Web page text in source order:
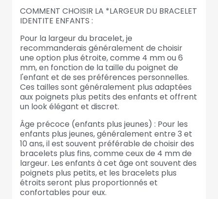
COMMENT CHOISIR LA *LARGEUR DU BRACELET
IDENTITE ENFANTS :
Pour la largeur du bracelet, je
recommanderais généralement de choisir
une option plus étroite, comme 4 mm ou 6
mm, en fonction de la taille du poignet de
l'enfant et de ses préférences personnelles.
Ces tailles sont généralement plus adaptées
aux poignets plus petits des enfants et offrent
un look élégant et discret.
Âge précoce (enfants plus jeunes) : Pour les
enfants plus jeunes, généralement entre 3 et
10 ans, il est souvent préférable de choisir des
bracelets plus fins, comme ceux de 4 mm de
largeur. Les enfants à cet âge ont souvent des
poignets plus petits, et les bracelets plus
étroits seront plus proportionnés et
confortables pour eux.